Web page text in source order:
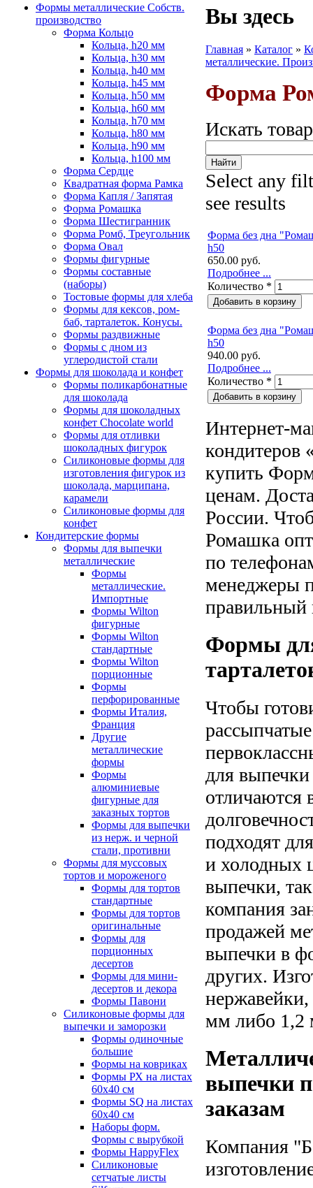
Формы металлические Собств.
производство
Форма Кольцо
Кольца, h20 мм
Кольца, h30 мм
Кольца, h40 мм
Кольца, h45 мм
Кольца, h50 мм
Кольца, h60 мм
Кольца, h70 мм
Кольца, h80 мм
Кольца, h90 мм
Кольца, h100 мм
Форма Сердце
Квадратная форма Рамка
Форма Капля / Запятая
Форма Ромашка
Форма Шестигранник
Форма Ромб, Треугольник
Форма Овал
Формы фигурные
Формы составные
(наборы)
Тостовые формы для хлеба
Формы для кексов, ром-
баб, тарталеток. Конусы.
Формы раздвижные
Формы с дном из
углеродистой стали
Формы для шоколада и конфет
Формы поликарбонатные
для шоколада
Формы для шоколадных
конфет Сhocolate world
Формы для отливки
шоколадных фигурок
Силиконовые формы для
изготовления фигурок из
шоколада, марципана,
карамели
Силиконовые формы для
конфет
Кондитерские формы
Формы для выпечки
металлические
Формы
металлические.
Импортные
Формы Wilton
фигурные
Формы Wilton
стандартные
Формы Wilton
порционные
Формы
перфорированные
Формы Италия,
Франция
Другие
металлические
формы
Формы
алюминиевые
фигурные для
заказных тортов
Формы для выпечки
из нерж. и черной
стали, противни
Формы для муссовых
тортов и мороженого
Формы для тортов
стандартные
Формы для тортов
оригинальные
Формы для
порционных
десертов
Формы для мини-
десертов и декора
Формы Павони
Силиконовые формы для
выпечки и заморозки
Формы одиночные
большие
Формы на ковриках
Формы РХ на листах
60х40 см
Формы SQ на листах
60х40 см
Наборы форм.
Формы с вырубкой
Формы HappyFlex
Силиконовые
сетчатые листы
Вы здесь
Главная » Каталог »
металлические.
Форма
Искать
Select any
see results
Форма без дна
h50
650.00 руб.
Подробнее ...
Количество *
Форма без дна
h50
940.00 руб.
Подробнее ...
Количество *
Интернет-
кондитеров
купить
ценам.
России.
Ромашка
по
менеджеры
правильный
Формы
Чтобы
для
отличаются
подходят
и холодных
выпечки,
компания
продажей
выпечки в
других.
мм либо
выпечки
заказам
Компания